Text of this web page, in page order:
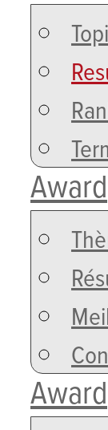
Award
Award